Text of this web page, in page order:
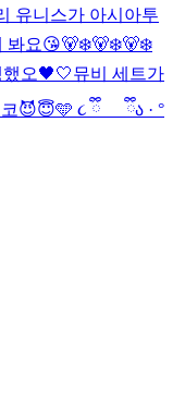
유니스가 아시아투
봐요😘🐻‍❄️🐻‍❄️🐻‍❄️
오🖤🤍뮤비 세트가
😈😇🩵 ૮ ྀི_ _ ྀིა · °